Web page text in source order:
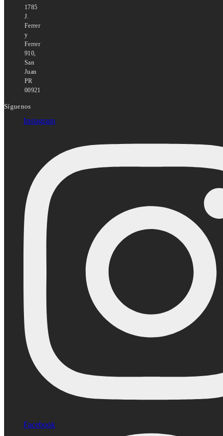
1785
J.
Ferrer
y
Ferrer
910,
San
Juan
PR
00921
Síguenos
Instagram
Facebook